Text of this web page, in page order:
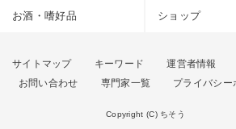
お酒・嗜好品 ショップ
サイトマップ キーワード 運営者情報
お問い合わせ
専門家一覧 プライバシー
Copyright (C) ちそう